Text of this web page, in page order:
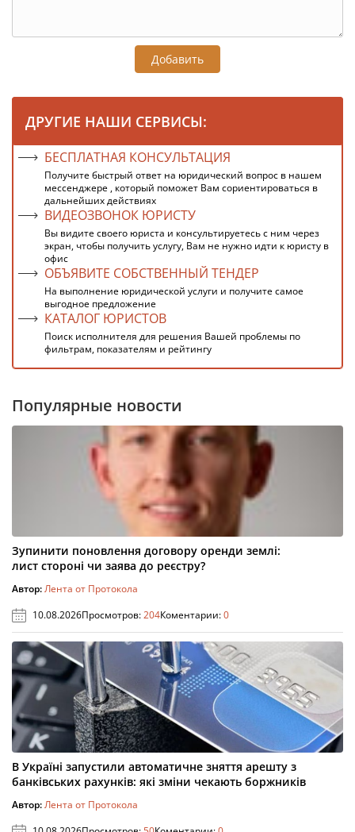
Добавить
ДРУГИЕ НАШИ СЕРВИСЫ:
БЕСПЛАТНАЯ КОНСУЛЬТАЦИЯ
Получите быстрый ответ на юридический вопрос в нашем
мессенджере , который поможет Вам сориентироваться в
дальнейших действиях
ВИДЕОЗВОНОК ЮРИСТУ
Вы видите своего юриста и консультируетесь с ним через
экран, чтобы получить услугу, Вам не нужно идти к юристу в
офис
ОБЪЯВИТЕ СОБСТВЕННЫЙ ТЕНДЕР
На выполнение юридической услуги и получите самое
выгодное предложение
КАТАЛОГ ЮРИСТОВ
Поиск исполнителя для решения Вашей проблемы по
фильтрам, показателям и рейтингу
Популярные новости
Зупинити поновлення договору оренди землі:
лист стороні чи заява до реєстру?
Автор:Лента от Протокола
10.08.2026Просмотров:204Коментарии:0
В Україні запустили автоматичне зняття арешту з
банківських рахунків: які зміни чекають боржників
Автор:Лента от Протокола